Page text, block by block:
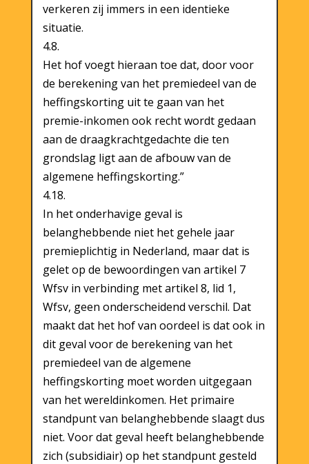
verkeren zij immers in een identieke
situatie.
4.8.
Het hof voegt hieraan toe dat, door voor
de berekening van het premiedeel van de
heffingskorting uit te gaan van het
premie-inkomen ook recht wordt gedaan
aan de draagkrachtgedachte die ten
grondslag ligt aan de afbouw van de
algemene heffingskorting.”
4.18.
In het onderhavige geval is
belanghebbende niet het gehele jaar
premieplichtig in Nederland, maar dat is
gelet op de bewoordingen van artikel 7
Wfsv in verbinding met artikel 8, lid 1,
Wfsv, geen onderscheidend verschil. Dat
maakt dat het hof van oordeel is dat ook in
dit geval voor de berekening van het
premiedeel van de algemene
heffingskorting moet worden uitgegaan
van het wereldinkomen. Het primaire
standpunt van belanghebbende slaagt dus
niet. Voor dat geval heeft belanghebbende
zich (subsidiair) op het standpunt gesteld